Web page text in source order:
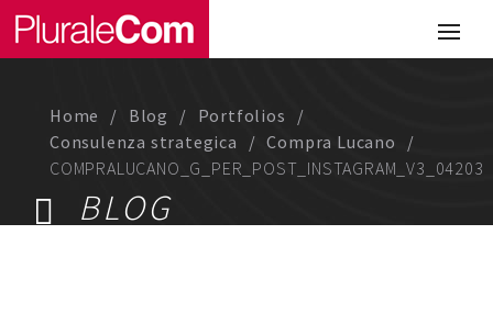
Portfolio
Comunicazione
Home Blog
Portfolios
Consulenza strategica
Compra Lucano
COMPRALUCANO_G_PER_POST_INSTAGRAM_V3_04203
BLOG